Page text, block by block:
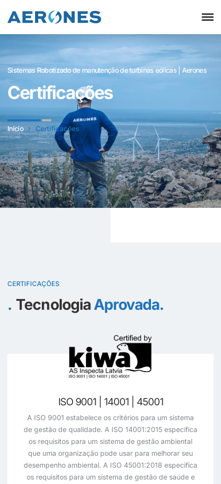
Sistemas Robotizado de manutenção de turbinas eólicas | Aerones
Certificações
Início Certificações
CERTIFICAÇÕES
TecnologiaAprovada.
ISO 9001 | 14001 | 45001
A ISO 9001 estabelece os critérios para um sistema
de gestão de qualidade. A ISO 14001:2015 especifica
os requisitos para um sistema de gestão ambiental
que uma organização pode usar para melhorar seu
desempenho ambiental. A ISO 45001:2018 especifica
os requisitos para um sistema de gestão de saúde e